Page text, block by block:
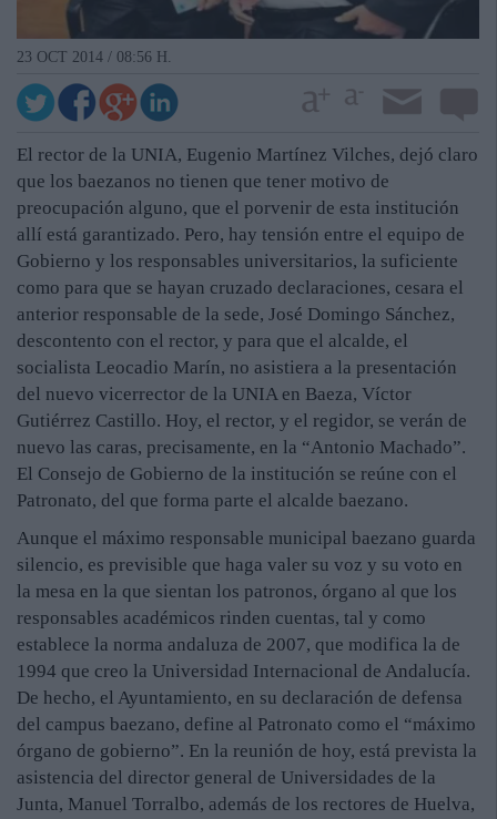
23 OCT 2014 / 08:56 H.
El rector de la UNIA, Eugenio Martínez Vilches, dejó claro
que los baezanos no tienen que tener motivo de
preocupación alguno, que el porvenir de esta institución
allí está garantizado. Pero, hay tensión entre el equipo de
Gobierno y los responsables universitarios, la suficiente
como para que se hayan cruzado declaraciones, cesara el
anterior responsable de la sede, José Domingo Sánchez,
descontento con el rector, y para que el alcalde, el
socialista Leocadio Marín, no asistiera a la presentación
del nuevo vicerrector de la UNIA en Baeza, Víctor
Gutiérrez Castillo. Hoy, el rector, y el regidor, se verán de
nuevo las caras, precisamente, en la “Antonio Machado”.
El Consejo de Gobierno de la institución se reúne con el
Patronato, del que forma parte el alcalde baezano.
Aunque el máximo responsable municipal baezano guarda
silencio, es previsible que haga valer su voz y su voto en
la mesa en la que sientan los patronos, órgano al que los
responsables académicos rinden cuentas, tal y como
establece la norma andaluza de 2007, que modifica la de
1994 que creo la Universidad Internacional de Andalucía.
De hecho, el Ayuntamiento, en su declaración de defensa
del campus baezano, define al Patronato como el “máximo
órgano de gobierno”. En la reunión de hoy, está prevista la
asistencia del director general de Universidades de la
Junta, Manuel Torralbo, además de los rectores de Huelva,